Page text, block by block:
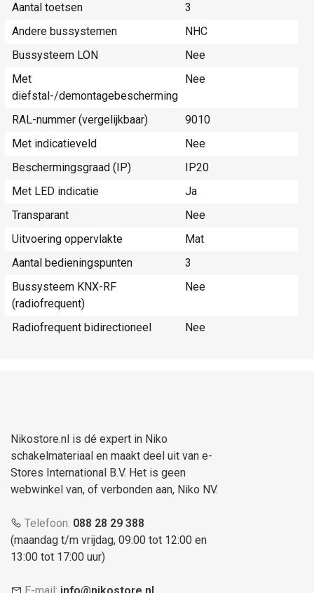
Aantal toetsen
3
Andere bussystemen
NHC
Bussysteem LON
Nee
Met
diefstal-/demontagebescherming
Nee
RAL-nummer (vergelijkbaar)
9010
Met indicatieveld
Nee
Beschermingsgraad (IP)
IP20
Met LED indicatie
Ja
Transparant
Nee
Uitvoering oppervlakte
Mat
Aantal bedieningspunten
3
Bussysteem KNX-RF
(radiofrequent)
Nee
Radiofrequent bidirectioneel Nee
Nikostore.nl is dé expert in Niko
schakelmateriaal en maakt deel uit van e-
Stores International B.V. Het is geen
webwinkel van, of verbonden aan, Niko NV.
Telefoon: 088 28 29 388
(maandag t/m vrijdag, 09:00 tot 12:00 en
13:00 tot 17:00 uur)